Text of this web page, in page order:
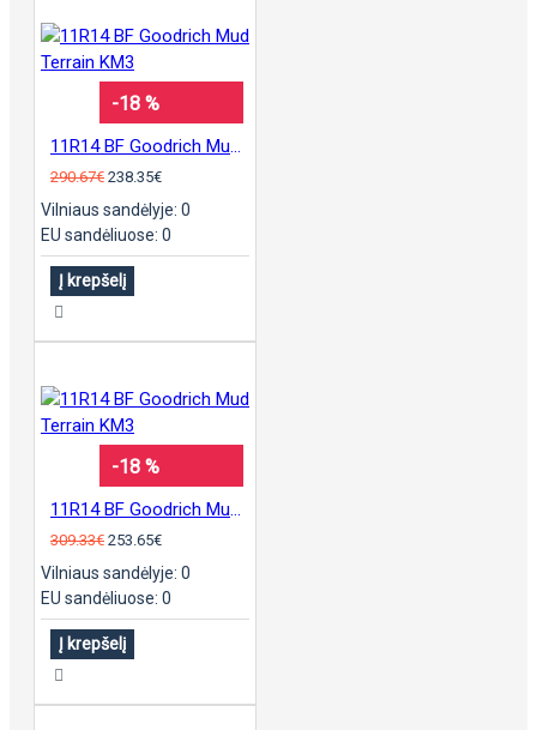
-18 %
290.67€ 238.35€
Vilniaus sandėlyje: 0
EU sandėliuose: 0
Į krepšelį
-18 %
309.33€ 253.65€
Vilniaus sandėlyje: 0
EU sandėliuose: 0
Į krepšelį